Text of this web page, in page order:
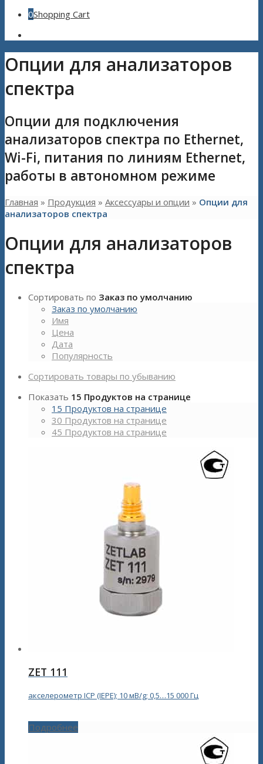
0Shopping Cart
Опции для анализаторов
спектра
Опции для подключения
анализаторов спектра по Ethernet,
Wi-Fi, питания по линиям Ethernet,
работы в автономном режиме
Главная » Продукция » Aксессуары и опции » Опции для
анализаторов спектра
Опции для анализаторов
спектра
Сортировать по Заказ по умолчанию
Заказ по умолчанию
Имя
Цена
Дата
Популярность
Сортировать товары по убыванию
Показать 15 Продуктов на странице
15 Продуктов на странице
30 Продуктов на странице
45 Продуктов на странице
ZET 111
акселерометр ICP (IEPE); 10 мВ/g; 0,5…15 000 Гц
Подробнее